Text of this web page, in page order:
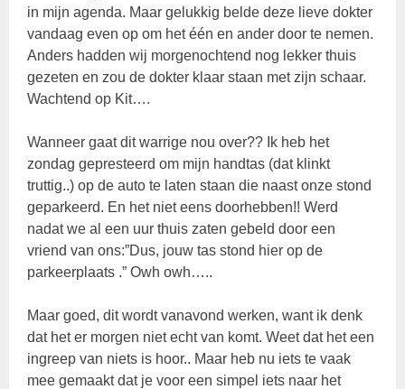
in mijn agenda. Maar gelukkig belde deze lieve dokter
vandaag even op om het één en ander door te nemen.
Anders hadden wij morgenochtend nog lekker thuis
gezeten en zou de dokter klaar staan met zijn schaar.
Wachtend op Kit….
Wanneer gaat dit warrige nou over?? Ik heb het
zondag gepresteerd om mijn handtas (dat klinkt
truttig..) op de auto te laten staan die naast onze stond
geparkeerd. En het niet eens doorhebben!! Werd
nadat we al een uur thuis zaten gebeld door een
vriend van ons:”Dus, jouw tas stond hier op de
parkeerplaats .” Owh owh…..
Maar goed, dit wordt vanavond werken, want ik denk
dat het er morgen niet echt van komt. Weet dat het een
ingreep van niets is hoor.. Maar heb nu iets te vaak
mee gemaakt dat je voor een simpel iets naar het